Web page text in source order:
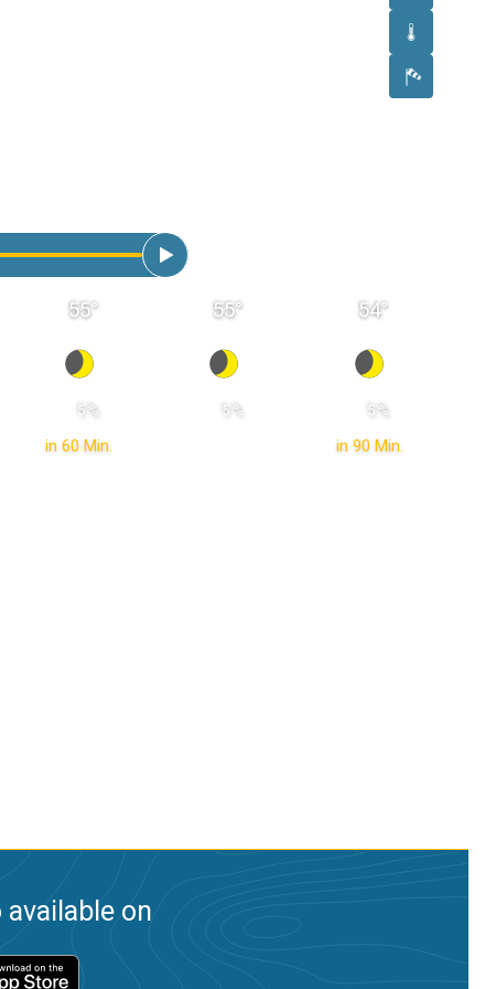
in 60 Min.
55°
5 %
55°
5 %
in 90 Min.
54°
5 %
available on